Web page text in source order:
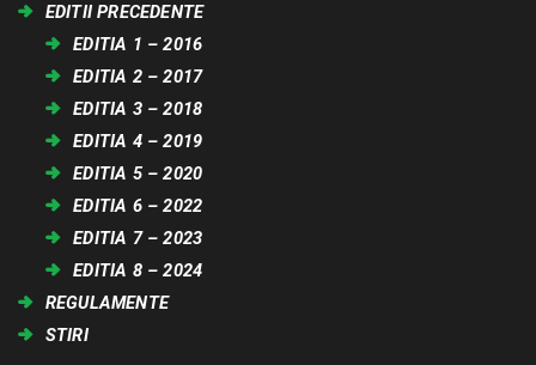
EDITII PRECEDENTE
EDITIA 1 – 2016
EDITIA 2 – 2017
EDITIA 3 – 2018
EDITIA 4 – 2019
EDITIA 5 – 2020
EDITIA 6 – 2022
EDITIA 7 – 2023
EDITIA 8 – 2024
REGULAMENTE
STIRI